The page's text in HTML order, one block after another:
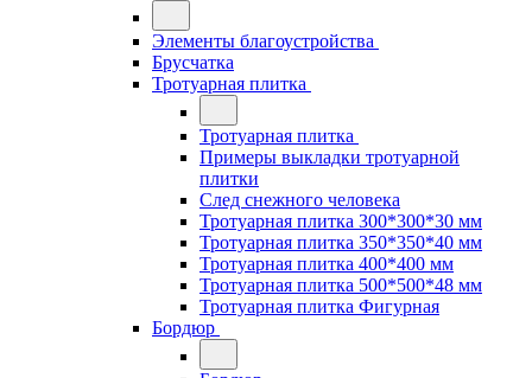
Элементы благоустройства
Брусчатка
Тротуарная плитка
Тротуарная плитка
Примеры выкладки тротуарной
плитки
След снежного человека
Тротуарная плитка 300*300*30 мм
Тротуарная плитка 350*350*40 мм
Тротуарная плитка 400*400 мм
Тротуарная плитка 500*500*48 мм
Тротуарная плитка Фигурная
Бордюр